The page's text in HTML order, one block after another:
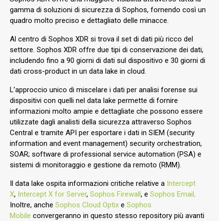
gamma di soluzioni di sicurezza di Sophos, fornendo così un
quadro molto preciso e dettagliato delle minacce.
Al centro di Sophos XDR si trova il set di dati più ricco del
settore. Sophos XDR offre due tipi di conservazione dei dati,
includendo fino a 90 giorni di dati sul dispositivo e 30 giorni di
dati cross-product in un data lake in cloud.
L’approccio unico di miscelare i dati per analisi forense sui
dispositivi con quelli nel data lake permette di fornire
informazioni molto ampie e dettagliate che possono essere
utilizzate dagli analisti della sicurezza attraverso Sophos
Central e tramite API per esportare i dati in SIEM (security
information and event management) security orchestration,
SOAR; software di professional service automation (PSA) e
sistemi di monitoraggio e gestione da remoto (RMM).
Il data lake ospita informazioni critiche relative a Intercept
X, Intercept X for Server, Sophos Firewall, e Sophos Email.
Inoltre, anche Sophos Cloud Optix e Sophos
Mobile convergeranno in questo stesso repository più avanti